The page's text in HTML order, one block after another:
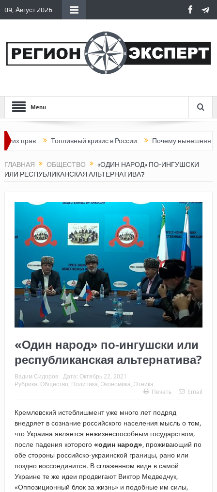
09, Август 2026
Menu
Топливный кризис в России Почему нынешняя Россия
ГЛАВНАЯ ОБЩЕСТВО
«ОДИН НАРОД» ПО-ИНГУШСКИ
ИЛИ РЕСПУБЛИКАНСКАЯ АЛЬТЕРНАТИВА?
«Один народ» по-ингушски или
республиканская альтернатива?
Вадим Сидоров Дата: Октябрь 22, 2021
Рубрика: Общество Политика Экономика Этника
Печать
Email
Кремлевский истеблишмент уже много лет подряд
внедряет в сознание российского населения мысль о том,
что Украина является нежизнеспособным государством,
после падения которого «один народ», проживающий по
обе стороны российско-украинской границы, рано или
поздно воссоединится. В сглаженном виде в самой
Украине те же идеи продвигают Виктор Медведчук,
«Оппозиционный блок за жизнь» и подобные им силы,